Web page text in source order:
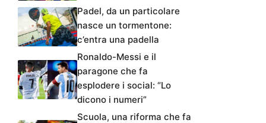
Padel, da un particolare
nasce un tormentone:
c’entra una padella
Ronaldo-Messi e il
paragone che fa
esplodere i social: “Lo
dicono i numeri”
Scuola, una riforma che fa